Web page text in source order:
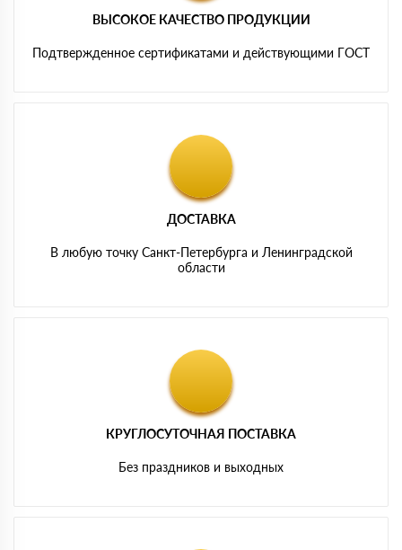
ВЫСОКОЕ КАЧЕСТВО ПРОДУКЦИИ
Подтвержденное сертификатами и действующими ГОСТ
ДОСТАВКА
В любую точку Санкт-Петербурга и Ленинградской
области
КРУГЛОСУТОЧНАЯ ПОСТАВКА
Без праздников и выходных